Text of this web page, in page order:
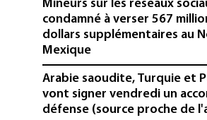
Mineurs sur les réseaux
condamné à verser 567
dollars supplémentaires au
Mexique
Arabie saoudite, Turquie et
vont signer vendredi un
défense (source proche de